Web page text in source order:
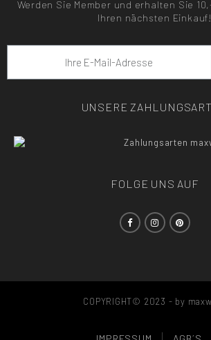
Werden Sie Member und erhalten Sie
Ihren nächsten Einkauf!
UNSERE
FOLGE UNS AUF
COPYRIGHT© 2023 - by